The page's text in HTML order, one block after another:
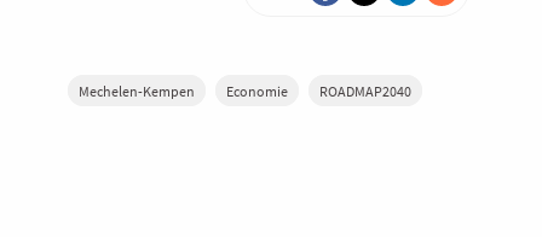
Mechelen-Kempen Economie ROADMAP2040